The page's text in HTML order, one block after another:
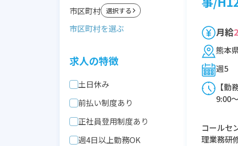
市区町村 選択する
求人の特徴
土日休み
前払い制度あり
正社員登用制度あり
週4日以上勤務OK
月給
熊本
週5
【
9:00
※残
コールセ
理業務研